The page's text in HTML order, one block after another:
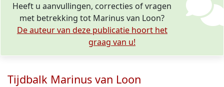
Heeft u aanvullingen, correcties of vragen
met betrekking tot Marinus van Loon?
De auteur van deze publicatie hoort het
graag van u!
Tijdbalk Marinus van Loon